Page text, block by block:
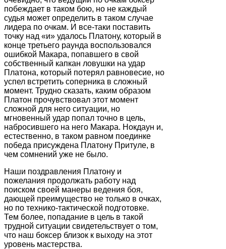
побеждает в таком бою, но не каждый
судья может определить в таком случае
лидера по очкам. И все-таки поставить
точку над «и» удалось Платону, который в
конце третьего раунда воспользовался
ошибкой Макара, попавшего в свой
собственный капкан ловушки на удар
Платона, который потерял равновесие, но
успел встретить соперника в сложный
момент. Трудно сказать, каким образом
Платон прочувствовал этот момент
сложной для него ситуации, но
мгновенный удар попал точно в цель,
набросившего на него Макара. Нокдаун и,
естественно, в таком равном поединке
победа присуждена Платону Притуле, в
чем сомнений уже не было.
Наши поздравления Платону и
пожелания продолжать работу над
поиском своей манеры ведения боя,
дающей преимущество не только в очках,
но по технико-тактической подготовке.
Тем более, попадание в цель в такой
трудной ситуации свидетельствует о том,
что наш боксер близок к выходу на этот
уровень мастерства.